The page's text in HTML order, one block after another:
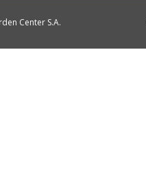
Center S.A.